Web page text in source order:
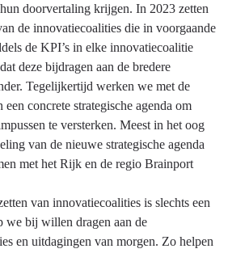
doorvertaling krijgen. In 2023 zetten
de innovatiecoalities die in voorgaande
de KPI’s in elke innovatiecoalitie
deze bijdragen aan de bredere
Tegelijkertijd werken we met de
een concrete strategische agenda om
te versterken. Meest in het oog
van de nieuwe strategische agenda
met het Rijk en de regio Brainport
van innovatiecoalities is slechts een
we bij willen dragen aan de
en uitdagingen van morgen. Zo helpen